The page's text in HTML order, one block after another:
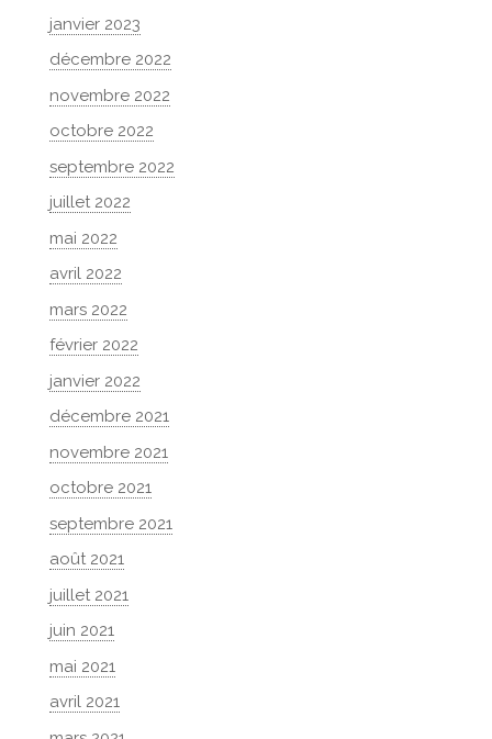
janvier 2023
décembre 2022
novembre 2022
octobre 2022
septembre 2022
juillet 2022
mai 2022
avril 2022
mars 2022
février 2022
janvier 2022
décembre 2021
novembre 2021
octobre 2021
septembre 2021
août 2021
juillet 2021
juin 2021
mai 2021
avril 2021